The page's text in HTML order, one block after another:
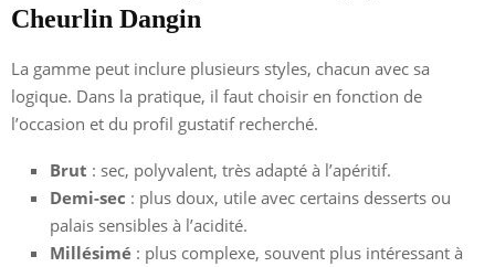
Cheurlin Dangin
La gamme peut inclure plusieurs styles, chacun avec sa
logique. Dans la pratique, il faut choisir en fonction de
l’occasion et du profil gustatif recherché.
Brut : sec, polyvalent, très adapté à l’apéritif.
Demi-sec : plus doux, utile avec certains desserts ou
palais sensibles à l’acidité.
Millésimé : plus complexe, souvent plus intéressant à